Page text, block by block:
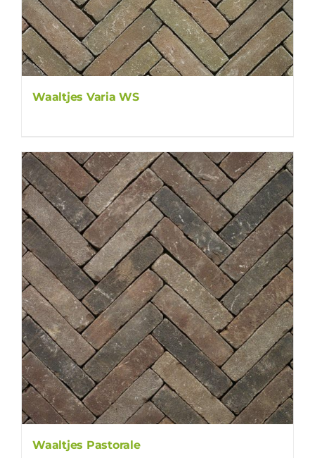
Waaltjes Varia WS
Waaltjes Pastorale